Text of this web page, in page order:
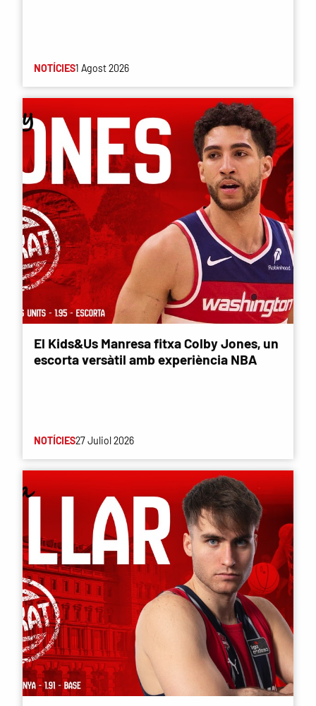
NOTÍCIES1 Agost 2026
El Kids&Us Manresa fitxa Colby Jones, un
escorta versàtil amb experiència NBA
NOTÍCIES27 Juliol 2026